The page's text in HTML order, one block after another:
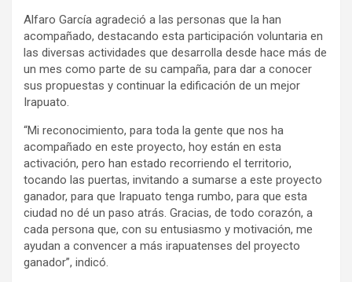
Alfaro García agradeció a las personas que la han
acompañado, destacando esta participación voluntaria en
las diversas actividades que desarrolla desde hace más de
un mes como parte de su campaña, para dar a conocer
sus propuestas y continuar la edificación de un mejor
Irapuato.
“Mi reconocimiento, para toda la gente que nos ha
acompañado en este proyecto, hoy están en esta
activación, pero han estado recorriendo el territorio,
tocando las puertas, invitando a sumarse a este proyecto
ganador, para que Irapuato tenga rumbo, para que esta
ciudad no dé un paso atrás. Gracias, de todo corazón, a
cada persona que, con su entusiasmo y motivación, me
ayudan a convencer a más irapuatenses del proyecto
ganador”, indicó.